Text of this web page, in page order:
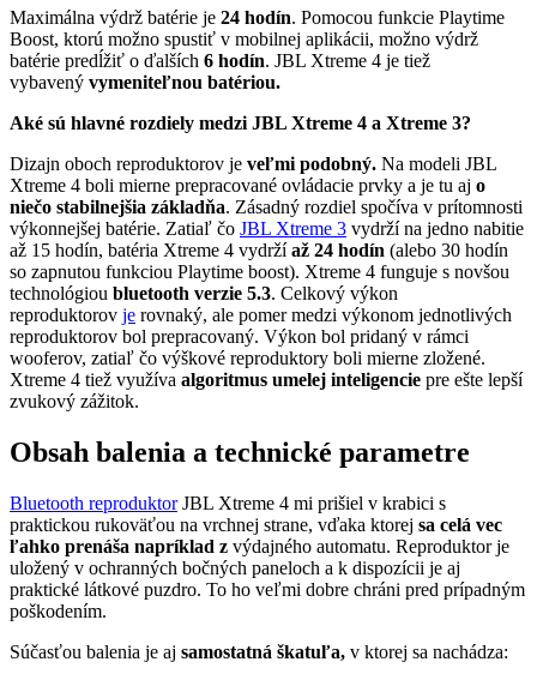
Maximálna výdrž batérie je 24 hodín. Pomocou funkcie Playtime
Boost, ktorú možno spustiť v mobilnej aplikácii, možno výdrž
batérie predĺžiť o ďalších 6 hodín. JBL Xtreme 4 je tiež
vybavený vymeniteľnou batériou.
Aké sú hlavné rozdiely medzi JBL Xtreme 4 a Xtreme 3?
Dizajn oboch reproduktorov je veľmi podobný. Na modeli JBL
Xtreme 4 boli mierne prepracované ovládacie prvky a je tu aj o
niečo stabilnejšia základňa. Zásadný rozdiel spočíva v prítomnosti
výkonnejšej batérie. Zatiaľ čo JBL Xtreme 3 vydrží na jedno nabitie
až 15 hodín, batéria Xtreme 4 vydržíaž 24 hodín (alebo 30 hodín
so zapnutou funkciou Playtime boost). Xtreme 4 funguje s novšou
technológiou bluetooth verzie 5.3. Celkový výkon
reproduktorov je rovnaký, ale pomer medzi výkonom jednotlivých
reproduktorov bol prepracovaný. Výkon bol pridaný v rámci
wooferov, zatiaľ čo výškové reproduktory boli mierne zložené.
Xtreme 4 tiež využíva algoritmus umelej inteligencie pre ešte lepší
zvukový zážitok.
Obsah balenia a technické parametre
Bluetooth reproduktorJBL Xtreme 4 mi prišiel v krabici s
praktickou rukoväťou na vrchnej strane, vďaka ktorej sa celá vec
ľahko prenáša napríklad z výdajného automatu. Reproduktor je
uložený v ochranných bočných paneloch a k dispozícii je aj
praktické látkové puzdro. To ho veľmi dobre chráni pred prípadným
poškodením.
Súčasťou balenia je aj samostatná škatuľa, v ktorej sa nachádza: